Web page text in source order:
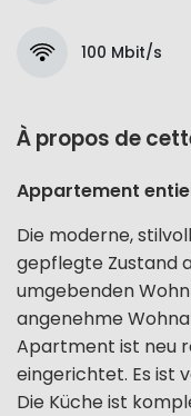
100 Mbit/s
À propos de
Appartement
Die moderne,
gepflegte Zustand
umgebenden
angenehme
Apartment ist neu
eingerichtet. Es ist
Die Küche ist